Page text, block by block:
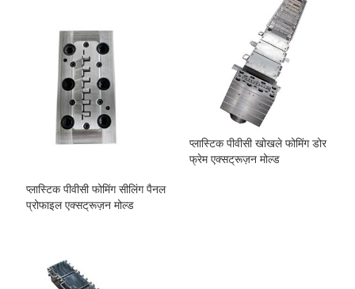
प्लास्टिक पीवीसी फोमिंग सीलिंग पैनल
प्रोफाइल एक्सट्रूज़न मोल्ड
प्लास्टिक पीवीसी खोखले फोमिंग डोर
फ्रेम एक्सट्रूज़न मोल्ड